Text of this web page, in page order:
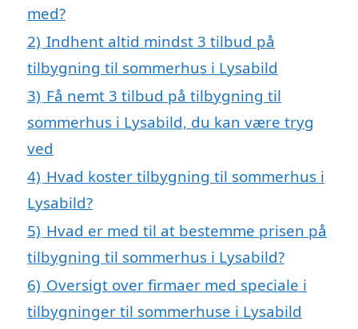
med?
2) Indhent altid mindst 3 tilbud på
tilbygning til sommerhus i Lysabild
3) Få nemt 3 tilbud på tilbygning til
sommerhus i Lysabild, du kan være tryg
ved
4) Hvad koster tilbygning til sommerhus i
Lysabild?
5) Hvad er med til at bestemme prisen på
tilbygning til sommerhus i Lysabild?
6) Oversigt over firmaer med speciale i
tilbygninger til sommerhuse i Lysabild